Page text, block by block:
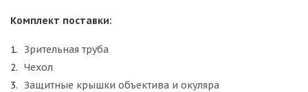
Комплект поставки:
Зрительная труба
Чехол
Защитные крышки объектива и окуляра